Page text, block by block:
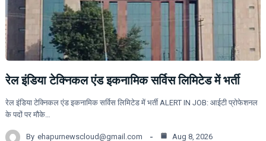
रेल इंडिया टेक्निकल एंड इकनामिक सर्विस लिमिटेड में भर्ती
रेल इंडिया टेक्निकल एंड इकनामिक सर्विस लिमिटेड में भर्ती ALERT IN JOB: आईटी प्रोफेशनल
के पदों पर मौके…
By ehapurnewscloud@gmail.com Aug 8, 2026